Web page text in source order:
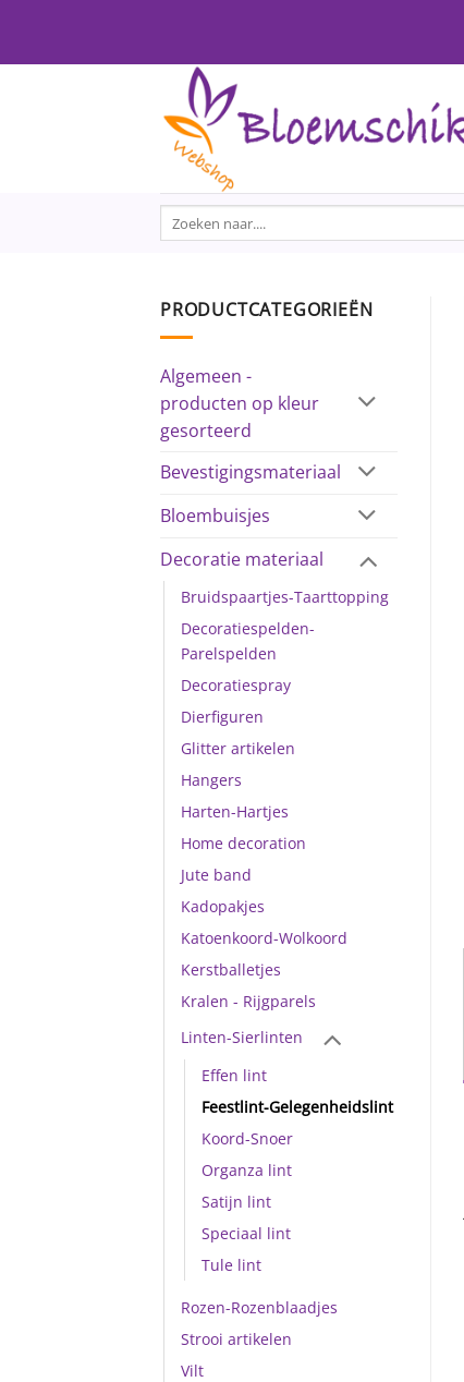
inhoud
Zoeken
naar:
PRODUCTCATEGORIEËN
Algemeen -
producten op kleur
gesorteerd
Bevestigingsmateriaal
Bloembuisjes
Decoratie materiaal
Bruidspaartjes-Taarttopping
Decoratiespelden-
Parelspelden
Decoratiespray
Dierfiguren
Glitter artikelen
Hangers
Harten-Hartjes
Home decoration
Jute band
Kadopakjes
Katoenkoord-Wolkoord
Kerstballetjes
Kralen - Rijgparels
Linten-Sierlinten
Effen lint
Feestlint-Gelegenheidslint
Koord-Snoer
Organza lint
Satijn lint
Speciaal lint
Tule lint
Rozen-Rozenblaadjes
Strooi artikelen
Vilt